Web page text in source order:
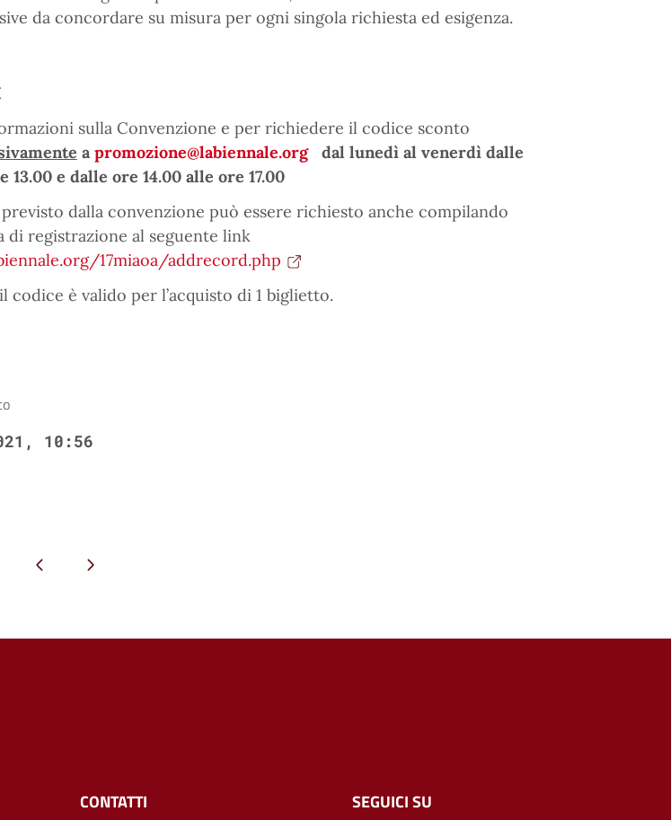
da concordare su misura per ogni singola richiesta ed esigenza.
sulla Convenzione e per richiedere il codice sconto
apromozione@labiennale.orgdal lunedì al venerdì dalle
13.00 e dalle ore 14.00 alle ore 17.00
dalla convenzione può essere richiesto anche compilando
di registrazione al seguente link
17miaoa/addrecord.php
codice è valido per l’acquisto di 1 biglietto.
10:56
Pagina precedentePagina successiva
CONTATTI SEGUICI SU